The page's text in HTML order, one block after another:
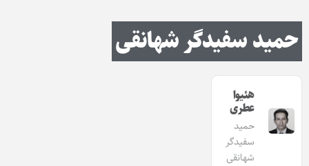
حمید سفیدگر شهانقی
هئیوا
عطری
حمید
سفیدگر
شهانقی